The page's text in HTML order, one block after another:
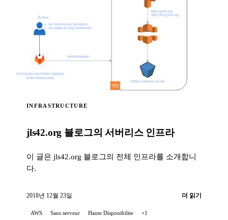
INFRASTRUCTURE
jls42.org 블로그의 서버리스 인프라
이 글은 jls42.org 블로그의 전체 인프라를 소개합니
다.
2018년 12월 23일 더 읽기
AWS Sans serveur Haute Disponibilite +1